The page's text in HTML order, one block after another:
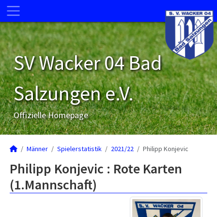
SV Wacker 04 Bad
Salzungen e.V.
Offizielle Homepage
Männer Spielerstatistik 2021/22 Philipp Konjevic
Philipp Konjevic : Rote Karten
(1.Mannschaft)